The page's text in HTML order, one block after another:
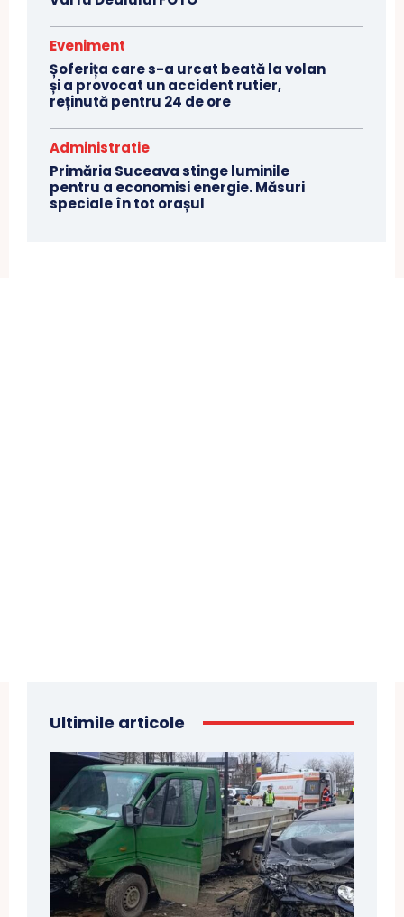
Eveniment
Șoferița care s-a urcat beată la volan
și a provocat un accident rutier,
reținută pentru 24 de ore
Administratie
Primăria Suceava stinge luminile
pentru a economisi energie. Măsuri
speciale în tot orașul
Ultimile articole